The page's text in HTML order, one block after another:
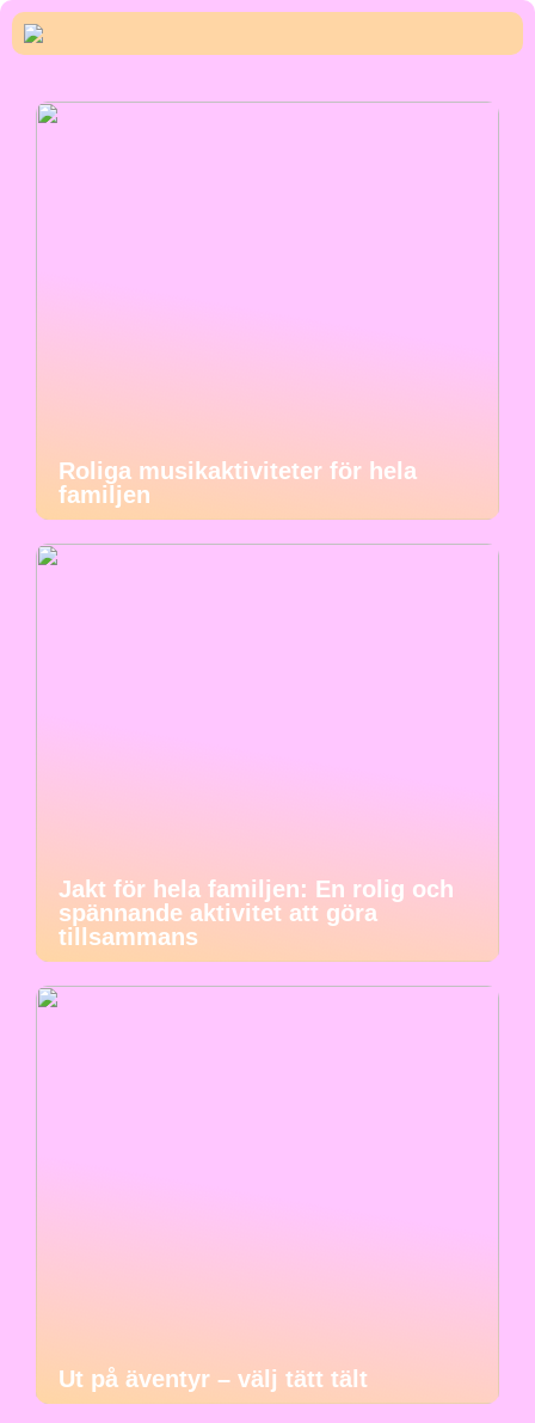
Roliga musikaktiviteter för hela
familjen
Jakt för hela familjen: En rolig och
spännande aktivitet att göra
tillsammans
Ut på äventyr – välj tätt tält